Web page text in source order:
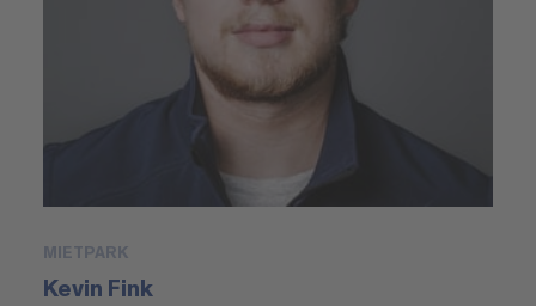
MIETPARK
Kevin Fink